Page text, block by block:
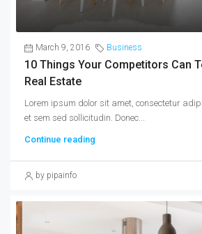
March 9, 2016 Business
10 Things Your Competitors Can
Real Estate
Lorem ipsum dolor sit amet, consectetur
et sem sed sollicitudin. Donec...
Continue reading
by pipainfo